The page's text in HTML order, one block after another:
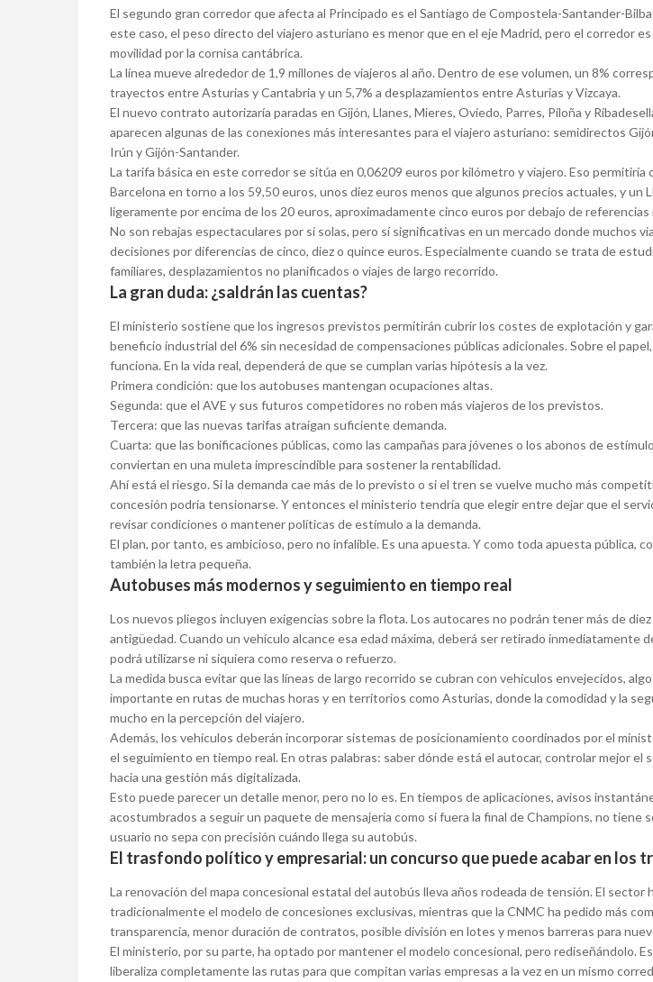
El segundo gran corredor que afecta al Principado es el Santiago de Compostela-Santander-
este caso, el peso directo del viajero asturiano es menor que en el eje Madrid, pero el corredor es
movilidad por la cornisa cantábrica.
La línea mueve alrededor de 1,9 millones de viajeros al año. Dentro de ese volumen, un 8%
trayectos entre Asturias y Cantabria y un 5,7% a desplazamientos entre Asturias y Vizcaya.
El nuevo contrato autorizaría paradas en Gijón, Llanes, Mieres, Oviedo, Parres, Piloña y
aparecen algunas de las conexiones más interesantes para el viajero asturiano: semidirectos
Irún y Gijón-Santander.
La tarifa básica en este corredor se sitúa en 0,06209 euros por kilómetro y viajero. Eso permitiría
Barcelona en torno a los 59,50 euros, unos diez euros menos que algunos precios actuales, y un
ligeramente por encima de los 20 euros, aproximadamente cinco euros por debajo de
No son rebajas espectaculares por sí solas, pero sí significativas en un mercado donde muchos
decisiones por diferencias de cinco, diez o quince euros. Especialmente cuando se trata de
familiares, desplazamientos no planificados o viajes de largo recorrido.
La gran duda: ¿saldrán las cuentas?
El ministerio sostiene que los ingresos previstos permitirán cubrir los costes de explotación y
beneficio industrial del 6% sin necesidad de compensaciones públicas adicionales. Sobre el
funciona. En la vida real, dependerá de que se cumplan varias hipótesis a la vez.
Primera condición: que los autobuses mantengan ocupaciones altas.
Segunda: que el AVE y sus futuros competidores no roben más viajeros de los previstos.
Tercera: que las nuevas tarifas atraigan suficiente demanda.
Cuarta: que las bonificaciones públicas, como las campañas para jóvenes o los abonos de
conviertan en una muleta imprescindible para sostener la rentabilidad.
Ahí está el riesgo. Si la demanda cae más de lo previsto o si el tren se vuelve mucho más
concesión podría tensionarse. Y entonces el ministerio tendría que elegir entre dejar que el
revisar condiciones o mantener políticas de estímulo a la demanda.
El plan, por tanto, es ambicioso, pero no infalible. Es una apuesta. Y como toda apuesta pública,
también la letra pequeña.
Autobuses más modernos y seguimiento en tiempo real
Los nuevos pliegos incluyen exigencias sobre la flota. Los autocares no podrán tener más de
antigüedad. Cuando un vehículo alcance esa edad máxima, deberá ser retirado inmediatamente
podrá utilizarse ni siquiera como reserva o refuerzo.
La medida busca evitar que las líneas de largo recorrido se cubran con vehículos envejecidos,
importante en rutas de muchas horas y en territorios como Asturias, donde la comodidad y la
mucho en la percepción del viajero.
Además, los vehículos deberán incorporar sistemas de posicionamiento coordinados por el
el seguimiento en tiempo real. En otras palabras: saber dónde está el autocar, controlar mejor el
hacia una gestión más digitalizada.
Esto puede parecer un detalle menor, pero no lo es. En tiempos de aplicaciones, avisos
acostumbrados a seguir un paquete de mensajería como si fuera la final de Champions, no tiene
usuario no sepa con precisión cuándo llega su autobús.
El trasfondo político y empresarial: un concurso que puede acabar en los
La renovación del mapa concesional estatal del autobús lleva años rodeada de tensión. El sector
tradicionalmente el modelo de concesiones exclusivas, mientras que la CNMC ha pedido más
transparencia, menor duración de contratos, posible división en lotes y menos barreras para
El ministerio, por su parte, ha optado por mantener el modelo concesional, pero rediseñándolo.
liberaliza completamente las rutas para que compitan varias empresas a la vez en un mismo